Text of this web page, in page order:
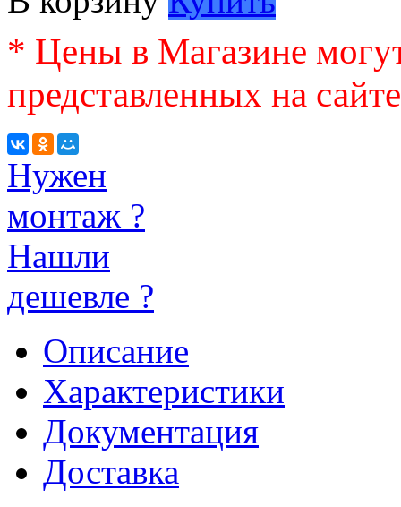
* Цены в Магазине
представленных на сайте
Нужен
монтаж ?
Нашли
дешевле ?
Описание
Характеристики
Документация
Доставка